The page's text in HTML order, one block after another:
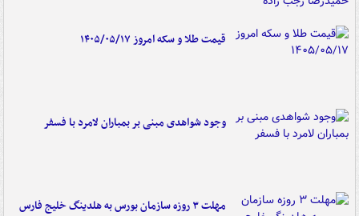
قیمت طلا و سکه امروز ۱۴۰۵/۰۵/۱۷
وجود شواهدی مبنی بر بمباران لامرد با فسفر
مهلت ۳ روزه سازمان بورس به هلدینگ خلیج فارس